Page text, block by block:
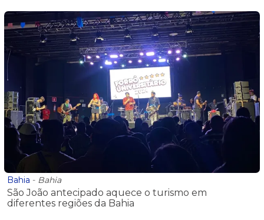
Bahia - Bahia
São João antecipado aquece o turismo em
diferentes regiões da Bahia